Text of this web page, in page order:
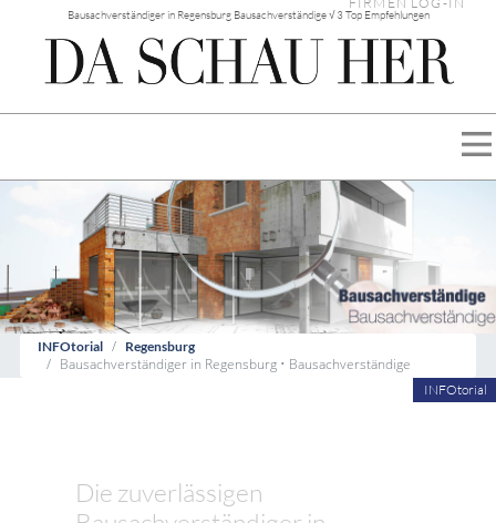
Bausachverständiger in Regensburg Bausachverständige √ 3 Top Empfehlungen
INFOtorial Regensburg
Bausachverständiger in Regensburg • Bausachverständige
INFOtorial
Die zuverlässigen